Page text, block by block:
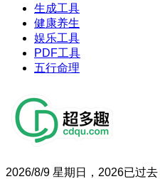
生成工具
健康养生
娱乐工具
PDF工具
五行命理
2026/8/9 星期日，2026已过去